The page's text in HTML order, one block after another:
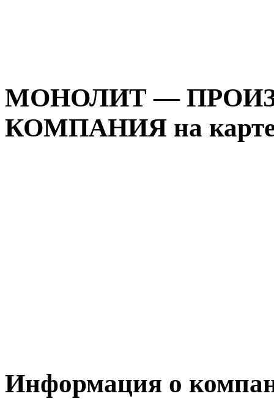
МОНОЛИТ —
КОМПАНИЯ на
Информация о